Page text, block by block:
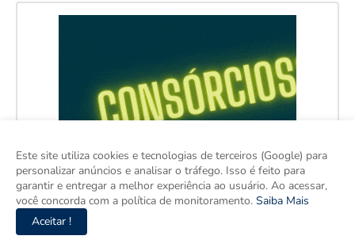
Este site utiliza cookies e tecnologias de terceiros (Google) para
personalizar anúncios e analisar o tráfego. Isso é feito para
garantir e entregar a melhor experiência ao usuário. Ao acessar,
você concorda com a política de monitoramento. Saiba Mais
Aceitar !